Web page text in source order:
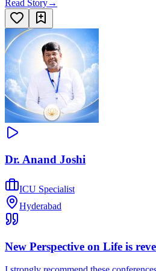
Read Story→
Dr. Anand Joshi
ICU Specialist
Hyderabad
New Perspective on Life is